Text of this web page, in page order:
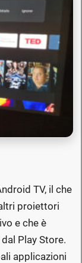
TV, il che
proiettori
e che è
Play Store.
applicazioni